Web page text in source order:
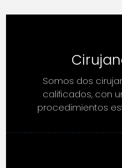
Somos dos
calificados, con
procedimientos